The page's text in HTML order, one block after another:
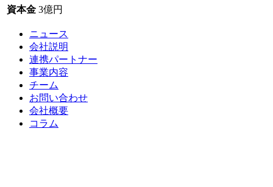
資本金 3億円
ニュース
会社説明
連携パートナー
事業内容
チーム
お問い合わせ
会社概要
コラム